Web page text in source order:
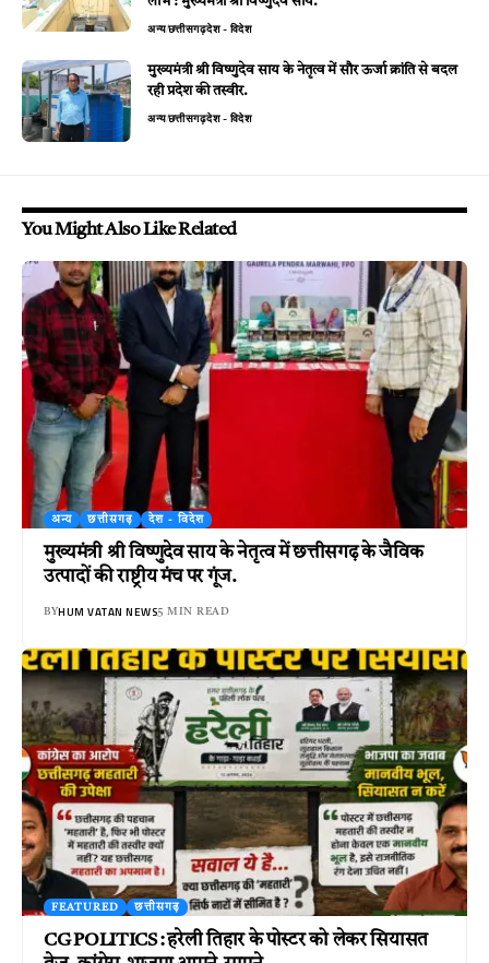
अन्यछत्तीसगढ़देश - विदेश
मुख्यमंत्री श्री विष्णुदेव साय के नेतृत्व में सौर ऊर्जा क्रांति से बदल
रही प्रदेश की तस्वीर.
अन्यछत्तीसगढ़देश - विदेश
You Might Also Like Related
अन्य छत्तीसगढ़ देश - विदेश
मुख्यमंत्री श्री विष्णुदेव साय के नेतृत्व में छत्तीसगढ़ के जैविक
उत्पादों की राष्ट्रीय मंच पर गूंज.
BYHUM VATAN NEWS5 MIN READ
FEATURED छत्तीसगढ़
CG POLITICS : हरेली तिहार के पोस्टर को लेकर सियासत